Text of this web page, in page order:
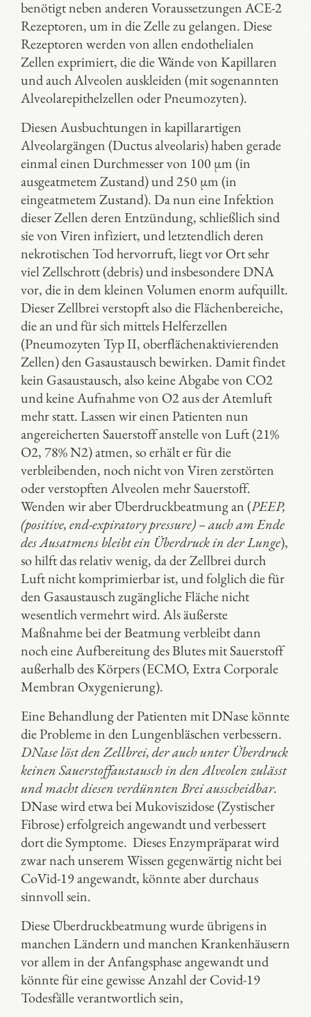
benötigt neben anderen Voraussetzungen ACE-2
Rezeptoren, um in die Zelle zu gelangen. Diese
Rezeptoren werden von allen endothelialen
Zellen exprimiert, die die Wände von Kapillaren
und auch Alveolen auskleiden (mit sogenannten
Alveolarepithelzellen oder Pneumozyten).
Diesen Ausbuchtungen in kapillarartigen
Alveolargängen (Ductus alveolaris) haben gerade
einmal einen Durchmesser von 100 µm (in
ausgeatmetem Zustand) und 250 µm (in
eingeatmetem Zustand). Da nun eine Infektion
dieser Zellen deren Entzündung, schließlich sind
sie von Viren infiziert, und letztendlich deren
nekrotischen Tod hervorruft, liegt vor Ort sehr
viel Zellschrott (debris) und insbesondere DNA
vor, die in dem kleinen Volumen enorm aufquillt.
Dieser Zellbrei verstopft also die Flächenbereiche,
die an und für sich mittels Helferzellen
(Pneumozyten Typ II, oberflächenaktivierenden
Zellen) den Gasaustausch bewirken. Damit findet
kein Gasaustausch, also keine Abgabe von CO2
und keine Aufnahme von O2 aus der Atemluft
mehr statt. Lassen wir einen Patienten nun
angereicherten Sauerstoff anstelle von Luft (21%
O2, 78% N2) atmen, so erhält er für die
verbleibenden, noch nicht von Viren zerstörten
oder verstopften Alveolen mehr Sauerstoff.
Wenden wir aber Überdruckbeatmung an (PEEP,
(positive, end-expiratory pressure) – auch am Ende
des Ausatmens bleibt ein Überdruck in der Lunge),
so hilft das relativ wenig, da der Zellbrei durch
Luft nicht komprimierbar ist, und folglich die für
den Gasaustausch zugängliche Fläche nicht
wesentlich vermehrt wird. Als äußerste
Maßnahme bei der Beatmung verbleibt dann
noch eine Aufbereitung des Blutes mit Sauerstoff
außerhalb des Körpers (ECMO, Extra Corporale
Membran Oxygenierung).
Eine Behandlung der Patienten mit DNase könnte
die Probleme in den Lungenbläschen verbessern.
DNase löst den Zellbrei, der auch unter Überdruck
keinen Sauerstoffaustausch in den Alveolen zulässt
und macht diesen verdünnten Brei ausscheidbar.
DNase wird etwa bei Mukoviszidose (Zystischer
Fibrose) erfolgreich angewandt und verbessert
dort die Symptome. Dieses Enzympräparat wird
zwar nach unserem Wissen gegenwärtig nicht bei
CoVid-19 angewandt, könnte aber durchaus
sinnvoll sein.
Diese Überdruckbeatmung wurde übrigens in
manchen Ländern und manchen Krankenhäusern
vor allem in der Anfangsphase angewandt und
könnte für eine gewisse Anzahl der Covid-19
Todesfälle verantwortlich sein,